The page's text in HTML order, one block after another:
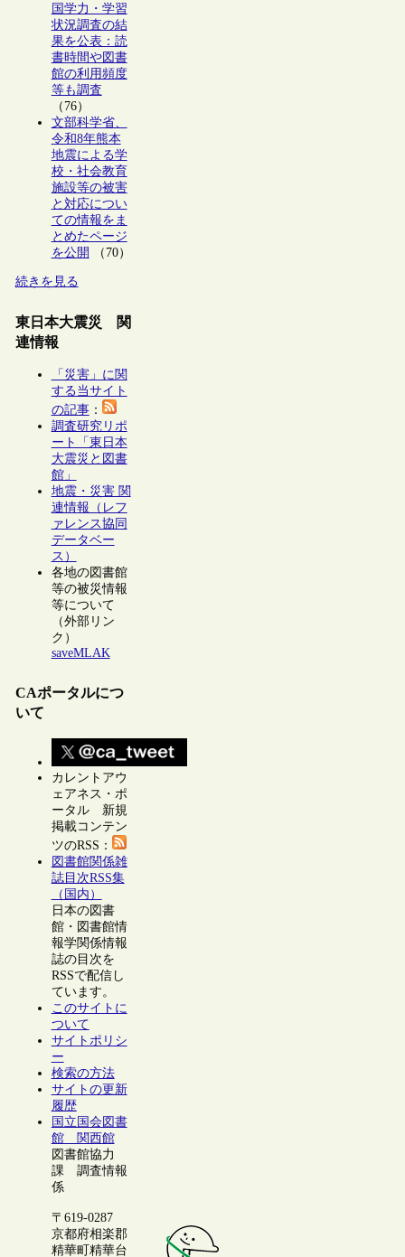
国学力・学習
状況調査の結
果を公表：読
書時間や図書
館の利用頻度
等も調査
（76）
文部科学省、
令和8年熊本
地震による学
校・社会教育
施設等の被害
と対応につい
ての情報をま
とめたページ
を公開
（70）
続きを見る
東日本大震災 関
連情報
「災害」に関
する当サイト
の記事：
調査研究リポ
ート「東日本
大震災と図書
館」
地震・災害 関
連情報（レフ
ァレンス協同
データベー
ス）
各地の図書館
等の被災情報
等について
（外部リン
ク）
saveMLAK
CAポータルにつ
いて
カレントアウ
ェアネス・ポ
ータル 新規
掲載コンテン
ツのRSS：
図書館関係雑
誌目次RSS集
（国内）
日本の図書
館・図書館情
報学関係情報
誌の目次を
RSSで配信し
ています。
このサイトに
ついて
サイトポリシ
ー
検索の方法
サイトの更新
履歴
国立国会図書
館 関西館
図書館協力
課 調査情報
係
〒619-0287
京都府相楽郡
精華町精華台